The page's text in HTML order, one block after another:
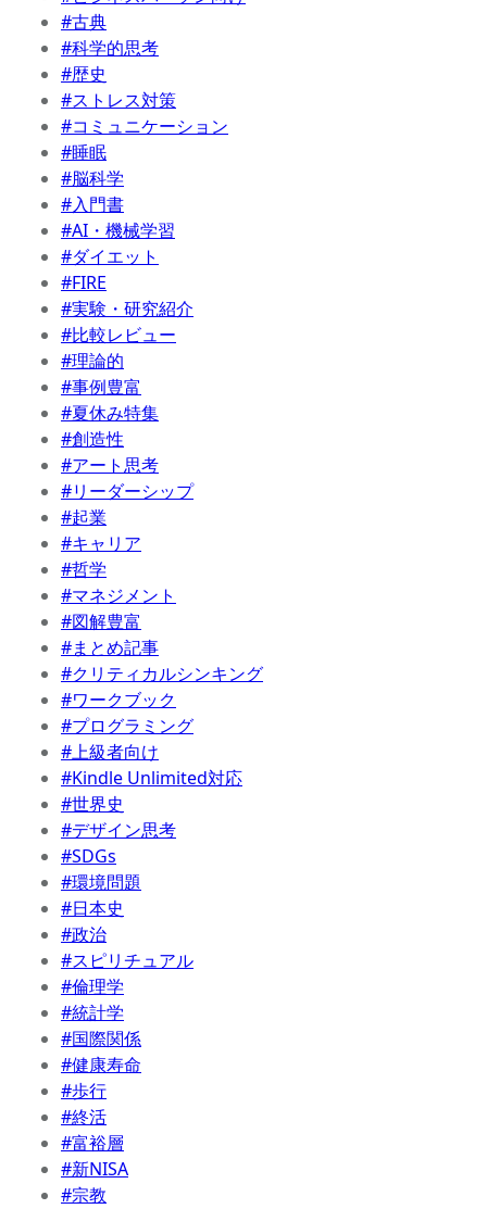
#古典
#科学的思考
#歴史
#ストレス対策
#コミュニケーション
#睡眠
#脳科学
#入門書
#AI・機械学習
#ダイエット
#FIRE
#実験・研究紹介
#比較レビュー
#理論的
#事例豊富
#夏休み特集
#創造性
#アート思考
#リーダーシップ
#起業
#キャリア
#哲学
#マネジメント
#図解豊富
#まとめ記事
#クリティカルシンキング
#ワークブック
#プログラミング
#上級者向け
#Kindle Unlimited対応
#世界史
#デザイン思考
#SDGs
#環境問題
#日本史
#政治
#スピリチュアル
#倫理学
#統計学
#国際関係
#健康寿命
#歩行
#終活
#富裕層
#新NISA
#宗教